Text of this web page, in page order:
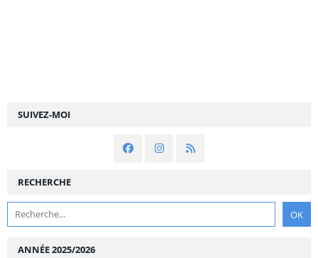
SUIVEZ-MOI
RECHERCHE
ANNÉE 2025/2026